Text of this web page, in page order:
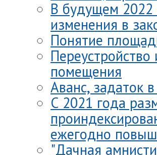
В будущем 2022
изменения в
Понятие
помещения
Аванс, задаток
С 2021 года
ежегодно
"Дачная